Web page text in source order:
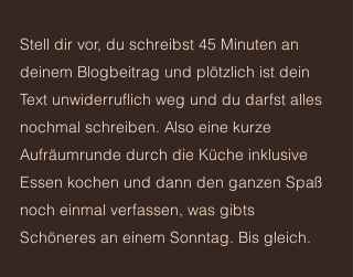
Stell dir vor, du schreibst 45 Minuten an
deinem Blogbeitrag und plötzlich ist dein
Text unwiderruflich weg und du darfst alles
nochmal schreiben. Also eine kurze
Aufräumrunde durch die Küche inklusive
Essen kochen und dann den ganzen Spaß
noch einmal verfassen, was gibts
Schöneres an einem Sonntag. Bis gleich.